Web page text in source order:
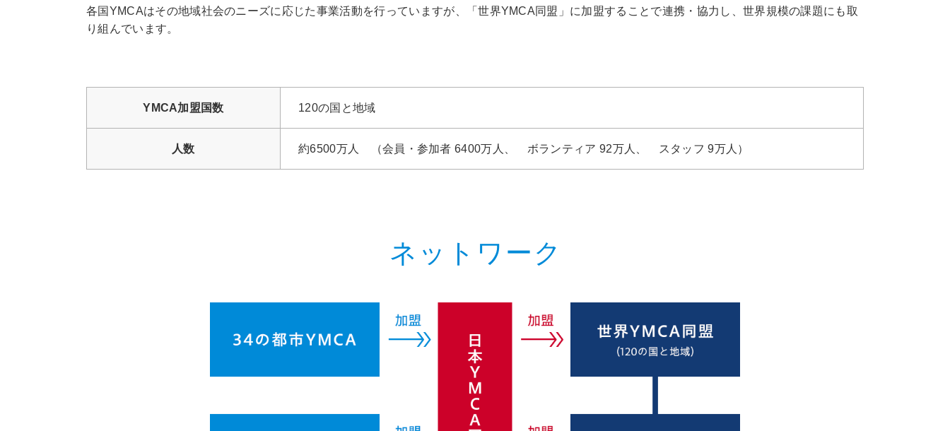
各国YMCAはその地域社会のニーズに応じた事業活動を行っていますが、「世界YMCA同盟」に加盟することで連携・協力し、世界規模の課題にも取
り組んでいます。
YMCA加盟国数 120の国と地域
人数 約6500万人 （会員・参加者 6400万人、 ボランティア 92万人、 スタッフ 9万人）
ネットワーク